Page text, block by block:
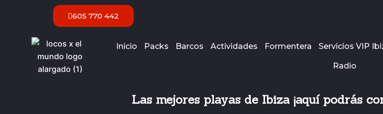
605 770 442
Inicio Packs Barcos Actividades Formentera Servicios VIP
Radio
Las mejores playas de Ibiza ¡aquí podrás